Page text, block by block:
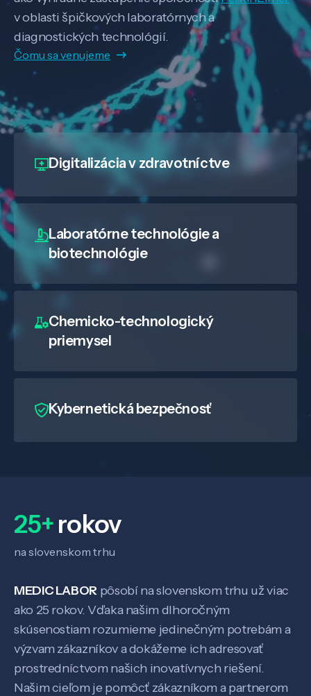
v oblasti špičkových laboratórnych a
diagnostických technológií.
Čomu sa venujeme
Digitalizáciav zdravotníctve
Laboratórne technológie a
biotechnológie
Chemicko-technologický
priemysel
Kybernetická bezpečnosť
25+rokov
na slovenskom trhu
MEDIC LABOR pôsobí na slovenskom trhu už viac
ako 25 rokov. Vďaka našim dlhoročným
skúsenostiam rozumieme jedinečným potrebám a
výzvam zákazníkov a dokážeme ich adresovať
prostredníctvom našich inovatívnych riešení.
Našim cieľom je pomôcť zákazníkom a partnerom